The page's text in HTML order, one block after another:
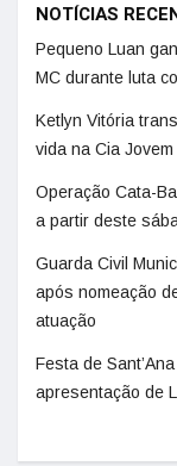
NOTÍCIAS
Pequeno Luan
MC durante luta
Ketlyn Vitória
vida na Cia Jovem
Operação Cata-
a partir deste
Guarda Civil
após nomeação
atuação
Festa de
apresentação de